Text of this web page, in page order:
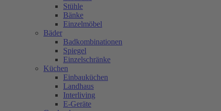
Stühle
Bänke
Einzelmöbel
Bäder
Badkombinationen
Spiegel
Einzelschränke
Küchen
Einbauküchen
Landhaus
Interliving
E-Geräte